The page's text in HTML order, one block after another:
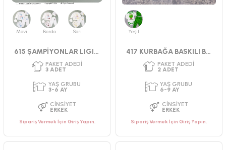
Mavi Bordo Sarı
615 ŞAMPİYONLAR LIGI NKŞLI SET
Sipariş Vermek İçin Giriş Yapın.
Yeşil
417 KURBAĞA BASKILI BADİLİ TAKIM 56-62 CM
Sipariş Vermek İçin Giriş Yapın.